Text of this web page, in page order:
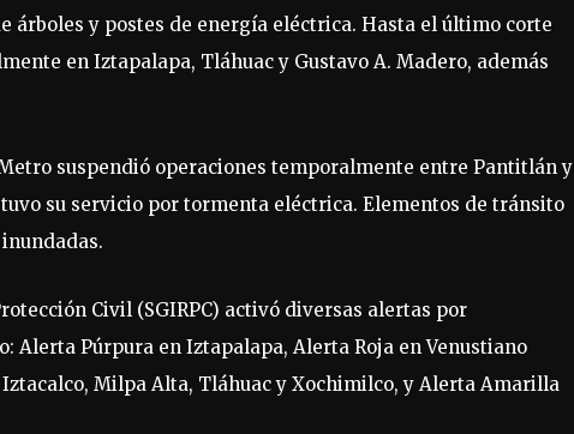
árboles y postes de energía eléctrica. Hasta el último corte
en Iztapalapa, Tláhuac y Gustavo A. Madero, además
suspendió operaciones temporalmente entre Pantitlán y
su servicio por tormenta eléctrica. Elementos de tránsito
Civil (SGIRPC) activó diversas alertas por
Alerta Púrpura en Iztapalapa, Alerta Roja en Venustiano
Milpa Alta, Tláhuac y Xochimilco, y Alerta Amarilla